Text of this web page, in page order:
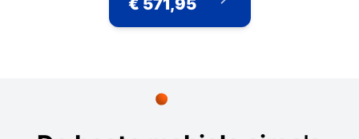
€ 571,95